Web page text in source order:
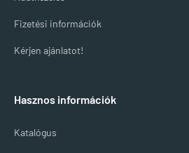
Fizetési információk
Kérjen ajánlatot!
Hasznos információk
Katalógus